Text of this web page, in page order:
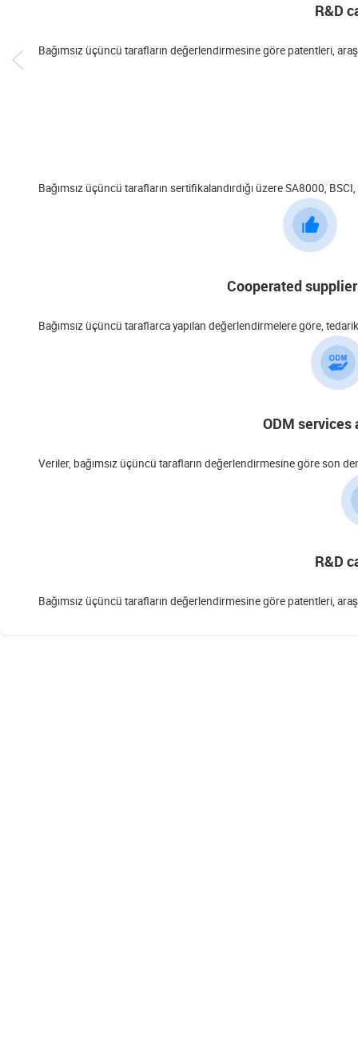
R&D
Bağımsız üçüncü tarafların değerlendirmesine göre patentleri,
Bağımsız üçüncü tarafların sertifikalandırdığı üzere SA8000,
Cooperated
Bağımsız üçüncü taraflarca yapılan değerlendirmelere göre,
ODM services
Veriler, bağımsız üçüncü tarafların değerlendirmesine göre son
R&D
Bağımsız üçüncü tarafların değerlendirmesine göre patentleri,